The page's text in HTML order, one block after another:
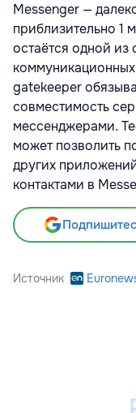
Messenger —
приблизительно 1
остаётся одной
gatekeeper
совместимость
мессенджерами.
может позволить
других
контактами в
Источник